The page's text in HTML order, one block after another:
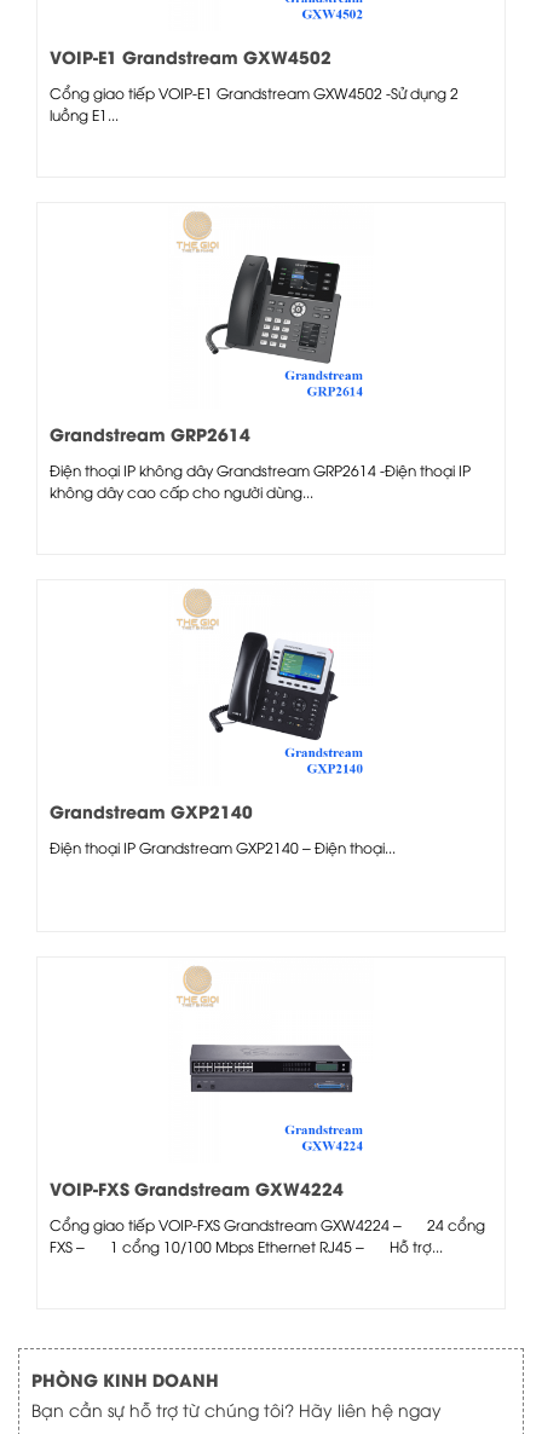
VOIP-E1 Grandstream GXW4502
Cổng giao tiếp VOIP-E1 Grandstream GXW4502 -Sử dụng 2
luồng E1...
Grandstream GRP2614
Điện thoại IP không dây Grandstream GRP2614 -Điện thoại IP
không dây cao cấp cho người dùng...
Grandstream GXP2140
Điện thoại IP Grandstream GXP2140 – Điện thoại...
VOIP-FXS Grandstream GXW4224
Cổng giao tiếp VOIP-FXS Grandstream GXW4224 – 24 cổng
FXS – 1 cổng 10/100 Mbps Ethernet RJ45 – Hỗ trợ...
PHÒNG KINH DOANH
Bạn cần sự hỗ trợ từ chúng tôi? Hãy liên hệ ngay